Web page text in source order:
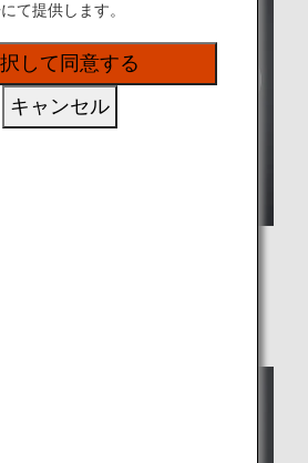
のお食事
クラス
て提供します。
して同意する
キャンセル